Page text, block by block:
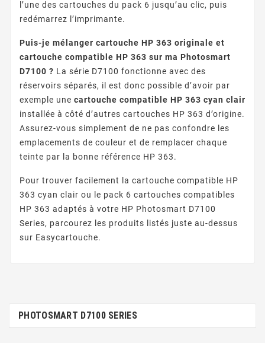
l’une des cartouches du pack 6 jusqu’au clic, puis
redémarrez l’imprimante.
Puis-je mélanger cartouche HP 363 originale et
cartouche compatible HP 363 sur ma Photosmart
D7100 ? La série D7100 fonctionne avec des
réservoirs séparés, il est donc possible d’avoir par
exemple une cartouche compatible HP 363 cyan clair
installée à côté d’autres cartouches HP 363 d’origine.
Assurez-vous simplement de ne pas confondre les
emplacements de couleur et de remplacer chaque
teinte par la bonne référence HP 363.
Pour trouver facilement la cartouche compatible HP
363 cyan clair ou le pack 6 cartouches compatibles
HP 363 adaptés à votre HP Photosmart D7100
Series, parcourez les produits listés juste au-dessus
sur Easycartouche.
PHOTOSMART D7100 SERIES